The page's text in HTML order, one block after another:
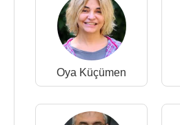
Oya Küçümen